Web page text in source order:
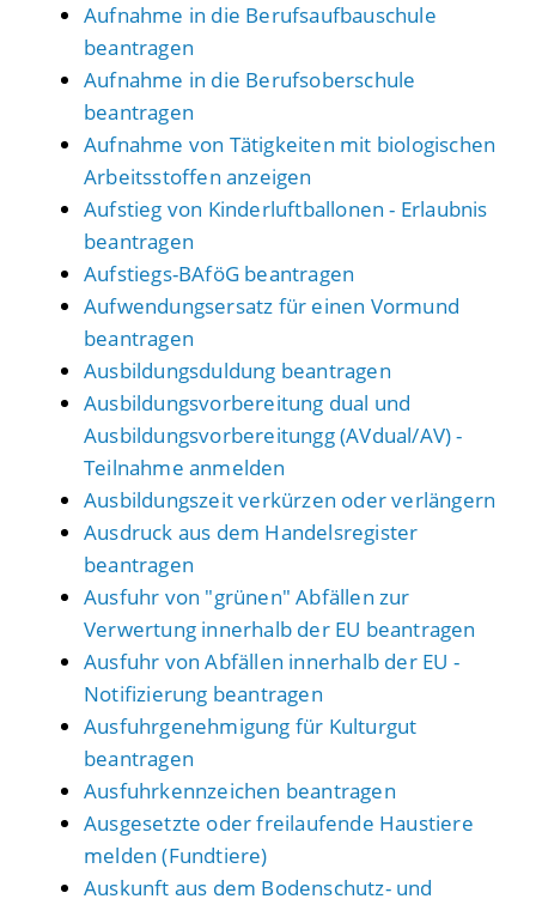
Aufnahme in die Berufsaufbauschule
beantragen
Aufnahme in die Berufsoberschule
beantragen
Aufnahme von Tätigkeiten mit biologischen
Arbeitsstoffen anzeigen
Aufstieg von Kinderluftballonen - Erlaubnis
beantragen
Aufstiegs-BAföG beantragen
Aufwendungsersatz für einen Vormund
beantragen
Ausbildungsduldung beantragen
Ausbildungsvorbereitung dual und
Ausbildungsvorbereitungg (AVdual/AV) -
Teilnahme anmelden
Ausbildungszeit verkürzen oder verlängern
Ausdruck aus dem Handelsregister
beantragen
Ausfuhr von "grünen" Abfällen zur
Verwertung innerhalb der EU beantragen
Ausfuhr von Abfällen innerhalb der EU -
Notifizierung beantragen
Ausfuhrgenehmigung für Kulturgut
beantragen
Ausfuhrkennzeichen beantragen
Ausgesetzte oder freilaufende Haustiere
melden (Fundtiere)
Auskunft aus dem Bodenschutz- und